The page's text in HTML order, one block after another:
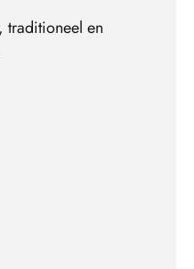
traditioneel en